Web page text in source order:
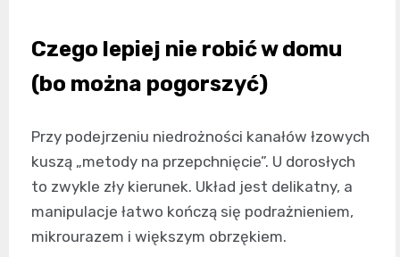
Czego lepiej nie robić w domu
(bo można pogorszyć)
Przy podejrzeniu niedrożności kanałów łzowych
kuszą „metody na przepchnięcie”. U dorosłych
to zwykle zły kierunek. Układ jest delikatny, a
manipulacje łatwo kończą się podrażnieniem,
mikrourazem i większym obrzękiem.